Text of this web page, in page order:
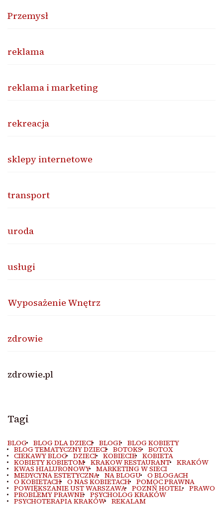
Przemysł
reklama
reklama i marketing
rekreacja
sklepy internetowe
transport
uroda
usługi
Wyposażenie Wnętrz
zdrowie
zdrowie.pl
Tagi
BLOG BLOG DLA DZIECI BLOGI BLOG KOBIETY
BLOG TEMATYCZNY DZIECI BOTOKS BOTOX
CIEKAWY BLOG DZIECI KOBIECIE KOBIETA
KOBIETY KOBIETOM KRAKOW RESTAURANT KRAKÓW
KWAS HIALURONOWY MARKETING W SIECI
MEDYCYNA ESTETYCZNA NA BLOGU O BLOGACH
O KOBIETACH O NAS KOBIETACH POMOC PRAWNA
POWIĘKSZANIE UST WARSZAWA POZNŃ HOTEL PRAWO
PROBLEMY PRAWNE PSYCHOLOG KRAKÓW
PSYCHOTERAPIA KRAKÓW REKALAM